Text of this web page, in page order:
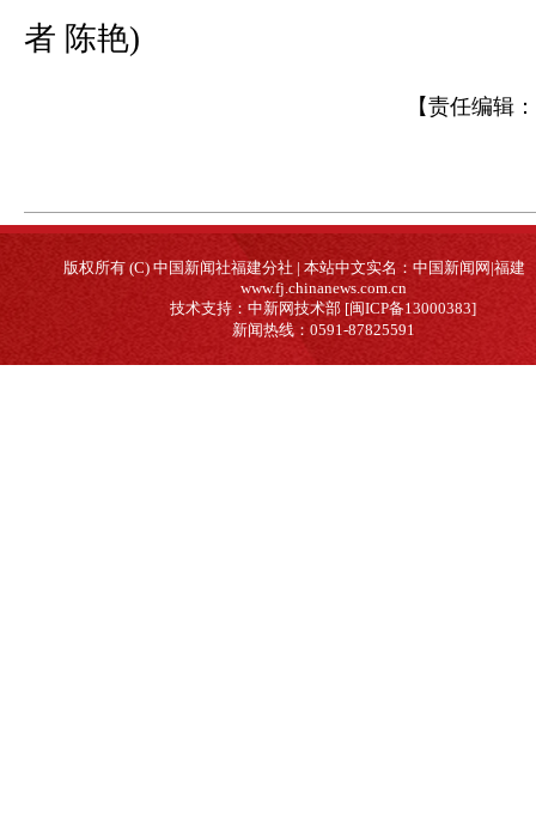
者 陈艳)
【责任编辑：
版权所有 (C) 中国新闻社福建分社 | 本站中文实名：中国新闻网|福建
www.fj.chinanews.com.cn
技术支持：中新网技术部 [闽ICP备13000383]
新闻热线：0591-87825591